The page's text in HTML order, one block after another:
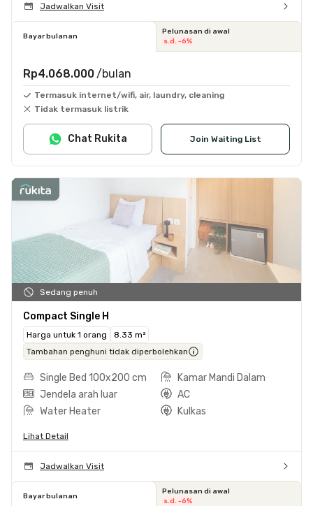
Jadwalkan Visit
Bayar bulanan
Pelunasan di awal
s.d. -6%
Rp4.068.000 /bulan
Termasuk internet/wifi, air, laundry, cleaning
Tidak termasuk listrik
Join Waiting List
Chat Rukita
Sedang penuh
Compact Single H
Harga untuk 1 orang
8.33 m²
Tambahan penghuni tidak diperbolehkan
Single Bed 100x200 cm
Kamar Mandi Dalam
Jendela arah luar
AC
Water Heater
Kulkas
Lihat Detail
Jadwalkan Visit
Bayar bulanan
Pelunasan di awal
s.d. -6%